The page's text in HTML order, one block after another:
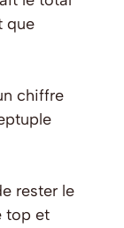
que
chiffre
rester le
top et